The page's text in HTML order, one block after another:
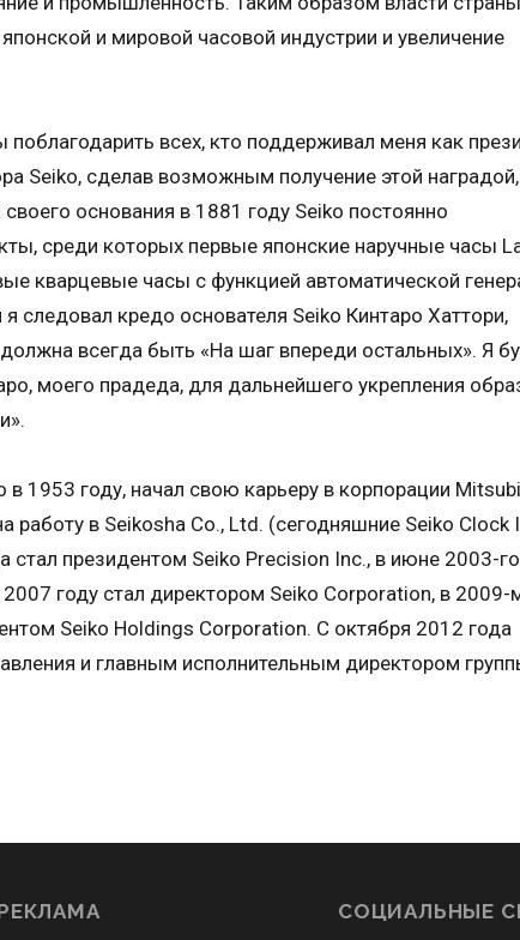
и мировой часовой индустрии и увеличение
поблагодарить всех, кто поддерживал меня как
Seiko, сделав возможным получение этой наградой,
основания в 1881 году Seiko постоянно
среди которых первые японские наручные часы
кварцевые часы с функцией автоматической
следовал кредо основателя Seiko Кинтаро Хаттори,
всегда быть «На шаг впереди остальных». Я
моего прадеда, для дальнейшего укрепления
1953 году, начал свою карьеру в корпорации
работу в Seikosha Co., Ltd. (сегодняшние Seiko Clock
стал президентом Seiko Precision Inc., в июне 2003-го
году стал директором Seiko Corporation, в 2009-
Seiko Holdings Corporation. С октября 2012 года
и главным исполнительным директором
СОЦИАЛЬНЫЕ